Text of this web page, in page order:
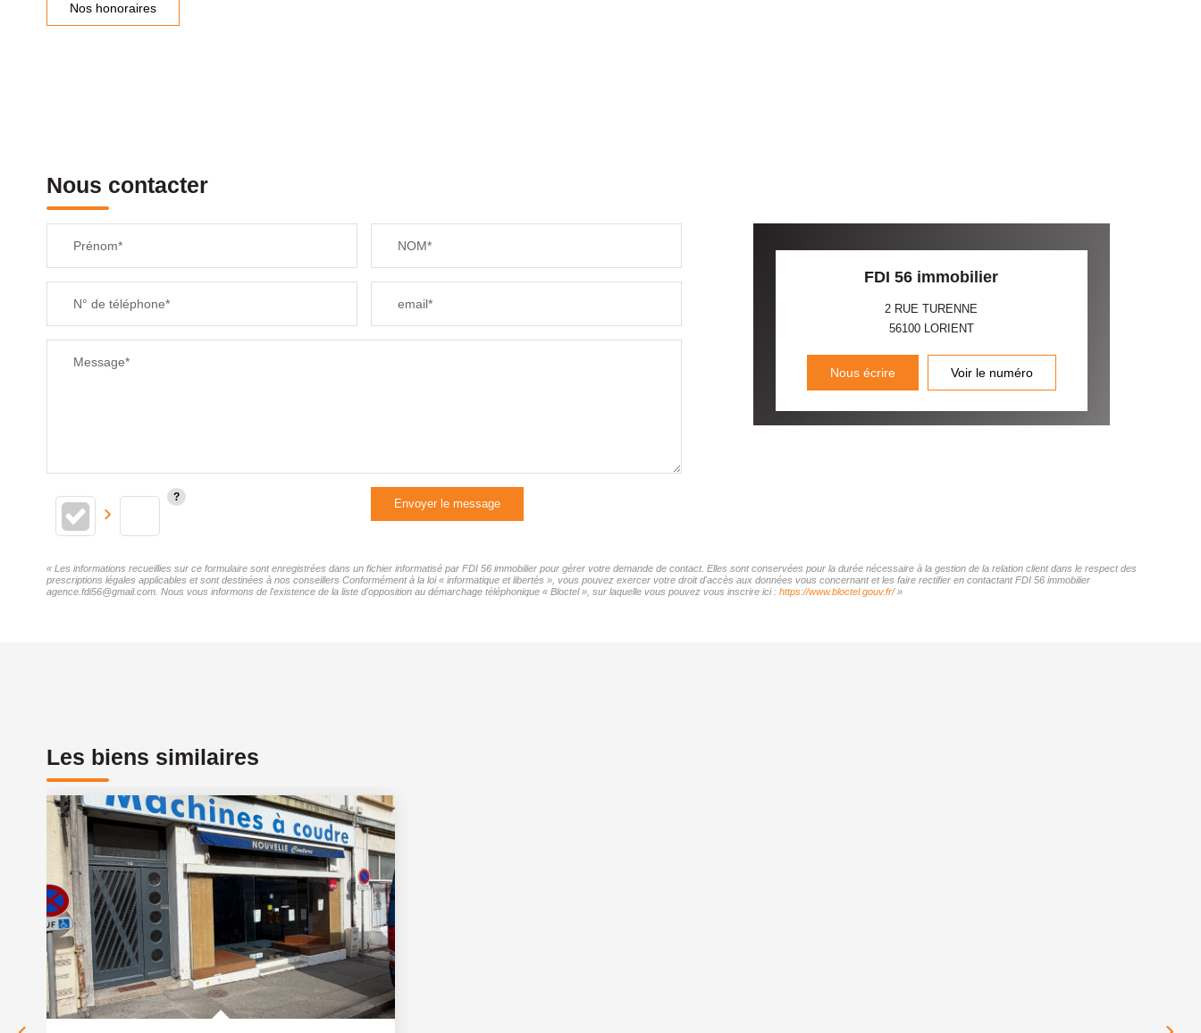
Nos honoraires
Nous contacter
Prénom* NOM*
N° de téléphone* email*
Message*
Envoyer le message
FDI 56 immobilier
2 RUE TURENNE
56100 LORIENT
Nous écrire Voir le numéro
« Les informations recueillies sur ce formulaire sont enregistrées dans un fichier informatisé par FDI 56 immobilier pour gérer votre demande de contact. Elles sont conservées pour la durée nécessaire à la gestion de la relation client dans le respect des
prescriptions légales applicables et sont destinées à nos conseillers Conformément à la loi « informatique et libertés », vous pouvez exercer votre droit d'accès aux données vous concernant et les faire rectifier en contactant FDI 56 immobilier
agence.fdi56@gmail.com. Nous vous informons de l'existence de la liste d'opposition au démarchage téléphonique « Bloctel », sur laquelle vous pouvez vous inscrire ici : https://www.bloctel.gouv.fr/»
Les biens similaires